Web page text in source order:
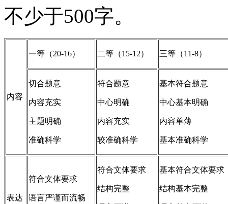
不少于500字。
内容
一等（20-16） 二等（15-12） 三等（11-8）
切合题意
内容充实
主题明确
准确科学
符合题意
中心明确
内容充实
较准确科学
基本符合题意
中心基本明确
内容单薄
基本准确科学
表达
符合文体要求
语言严谨而流畅
符合文体要求
结构完整
基本符合文体要求
结构基本完整